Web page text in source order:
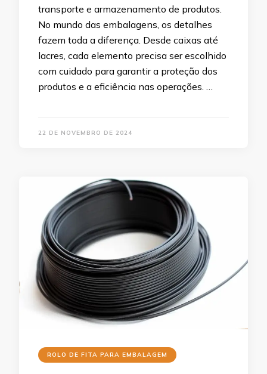
transporte e armazenamento de produtos.
No mundo das embalagens, os detalhes
fazem toda a diferença. Desde caixas até
lacres, cada elemento precisa ser escolhido
com cuidado para garantir a proteção dos
produtos e a eficiência nas operações. …
22 DE NOVEMBRO DE 2024
ROLO DE FITA PARA EMBALAGEM